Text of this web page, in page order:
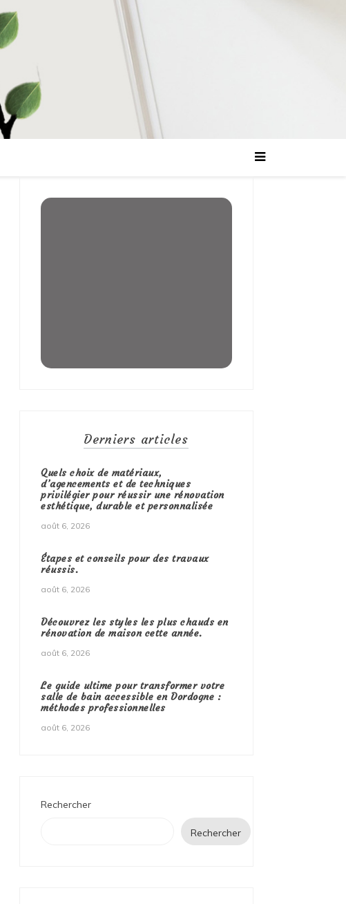
Derniers articles
Quels choix de matériaux,
d’agencements et de techniques
privilégier pour réussir une rénovation
esthétique, durable et personnalisée
août 6, 2026
Étapes et conseils pour des travaux
réussis.
août 6, 2026
Découvrez les styles les plus chauds en
rénovation de maison cette année.
août 6, 2026
Le guide ultime pour transformer votre
salle de bain accessible en Dordogne :
méthodes professionnelles
août 6, 2026
Rechercher
Rechercher